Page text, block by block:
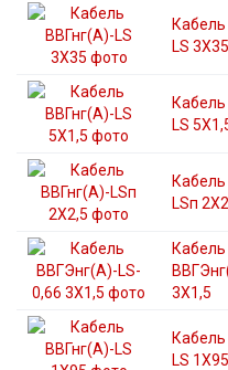
LS 3X35
LS
LSп
Кабель
3X1,5
LS 1X95